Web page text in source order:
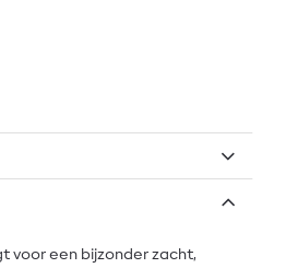
voor een bijzonder zacht,